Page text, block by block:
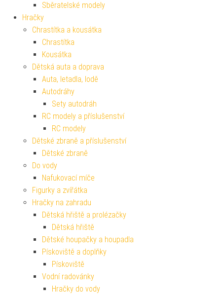
Sběratelské modely
Hračky
Chrastítka a kousátka
Chrastítka
Kousátka
Dětská auta a doprava
Auta, letadla, lodě
Autodráhy
Sety autodráh
RC modely a příslušenství
RC modely
Dětské zbraně a příslušenství
Dětské zbraně
Do vody
Nafukovací míče
Figurky a zvířátka
Hračky na zahradu
Dětská hřiště a prolézačky
Dětská hřiště
Dětské houpačky a houpadla
Pískoviště a doplňky
Pískoviště
Vodní radovánky
Hračky do vody